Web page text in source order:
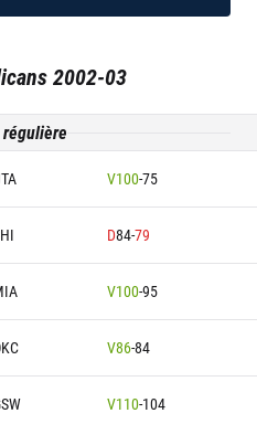
2002-03
régulière
V100-75
D84-79
V100-95
V86-84
V110-104